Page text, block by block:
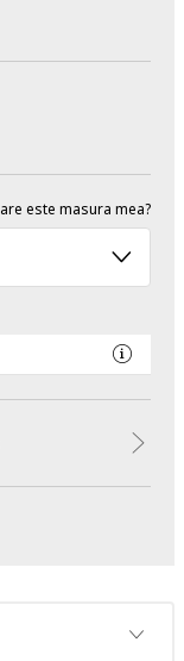
este masura mea?